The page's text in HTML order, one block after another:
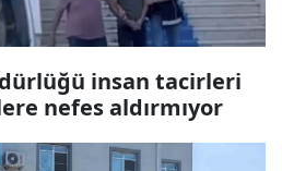
insan tacirleri
nefes aldırmıyor